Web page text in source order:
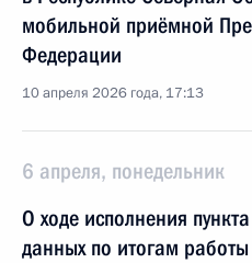
мобильной приёмной
Федерации
10 апреля 2026 года, 17:13
6 апреля, понедельник
О ходе исполнения
данных по итогам